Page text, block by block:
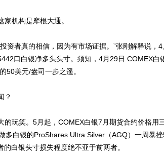
机构是摩根大通。
者真的相信，因为有市场证据。”张刚解释说，4
口白银净多头头寸。须知，4月29日 COMEX白
50美元/盎司一步之遥。
？
玩笑。5月起，COMEX白银7月期货合约价格用
白银的ProShares Ultra Silver（AGQ）一周暴挫
白银头寸损失程度绝不亚于前两者。